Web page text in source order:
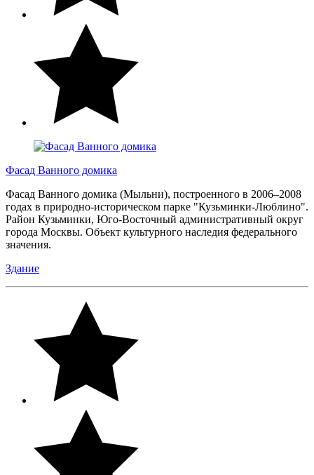
Фасад Ванного домика
Фасад Ванного домика (Мыльни), построенного в 2006–2008
годах в природно-историческом парке "Кузьминки-Люблино".
Район Кузьминки, Юго-Восточный административный округ
города Москвы. Объект культурного наследия федерального
значения.
Здание